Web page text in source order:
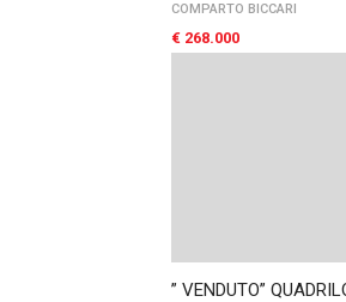
COMPARTO BICCARI
€ 268.000
” VENDUTO”